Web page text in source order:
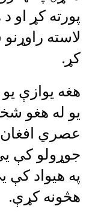
پورته کړ او
لاسته
کړ.
هغه یوازې یو
یو له هغو
عصري
جوړولو کې
په هیواد
هڅونه کړې.